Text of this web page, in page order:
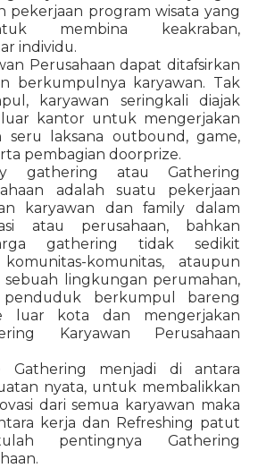
pekerjaan program wisata yang
membina keakraban,
individu.
Perusahaan dapat ditafsirkan
berkumpulnya karyawan. Tak
karyawan seringkali diajak
kantor untuk mengerjakan
seru laksana outbound, game,
pembagian doorprize.
gathering atau Gathering
adalah suatu pekerjaan
karyawan dan family dalam
atau perusahaan, bahkan
gathering tidak sedikit
komunitas, ataupun
lingkungan perumahan,
penduduk berkumpul bareng
luar kota dan mengerjakan
Karyawan Perusahaan
Gathering menjadi di antara
nyata, untuk membalikkan
dari semua karyawan maka
kerja dan Refreshing patut
pentingnya Gathering